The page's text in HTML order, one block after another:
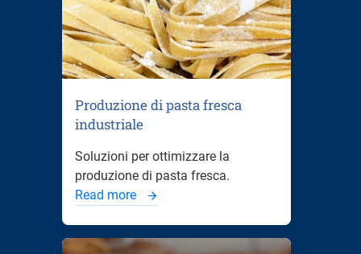
Produzione di pasta fresca
industriale
Soluzioni per ottimizzare la
produzione di pasta fresca.
Read more